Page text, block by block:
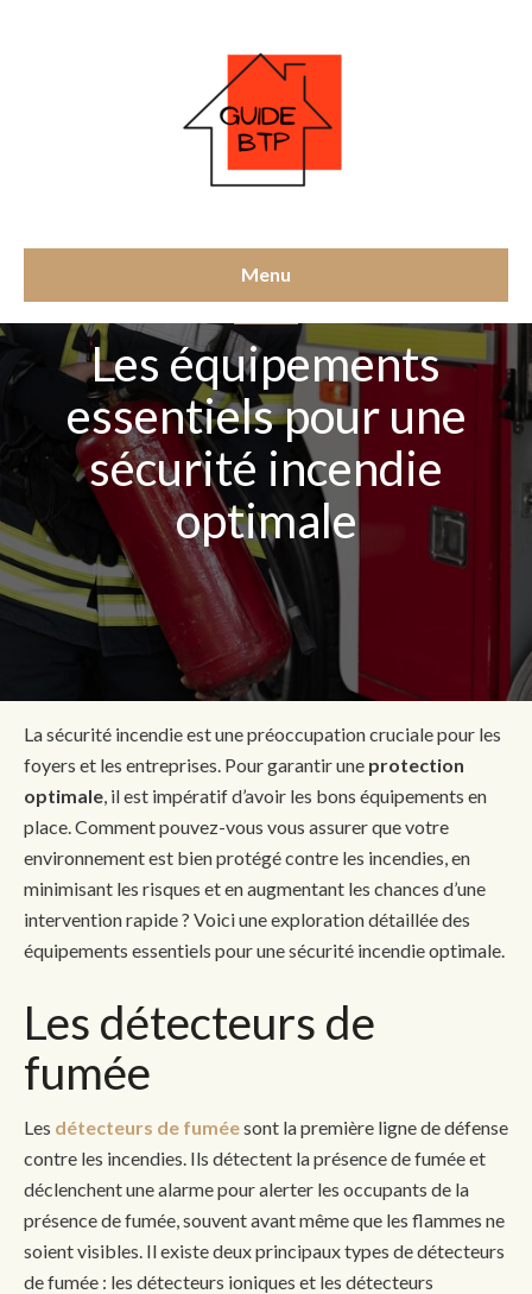
Menu
Les équipements
essentiels pour une
sécurité incendie
optimale
La sécurité incendie est une préoccupation cruciale pour les
foyers et les entreprises. Pour garantir une protection
optimale , il est impératif d’avoir les bons équipements en
place. Comment pouvez-vous vous assurer que votre
environnement est bien protégé contre les incendies, en
minimisant les risques et en augmentant les chances d’une
intervention rapide ? Voici une exploration détaillée des
équipements essentiels pour une sécurité incendie optimale.
Les détecteurs de
fumée
Les détecteurs de fuméesont la première ligne de défense
contre les incendies. Ils détectent la présence de fumée et
déclenchent une alarme pour alerter les occupants de la
présence de fumée, souvent avant même que les flammes ne
soient visibles. Il existe deux principaux types de détecteurs
de fumée : les détecteurs ioniques et les détecteurs